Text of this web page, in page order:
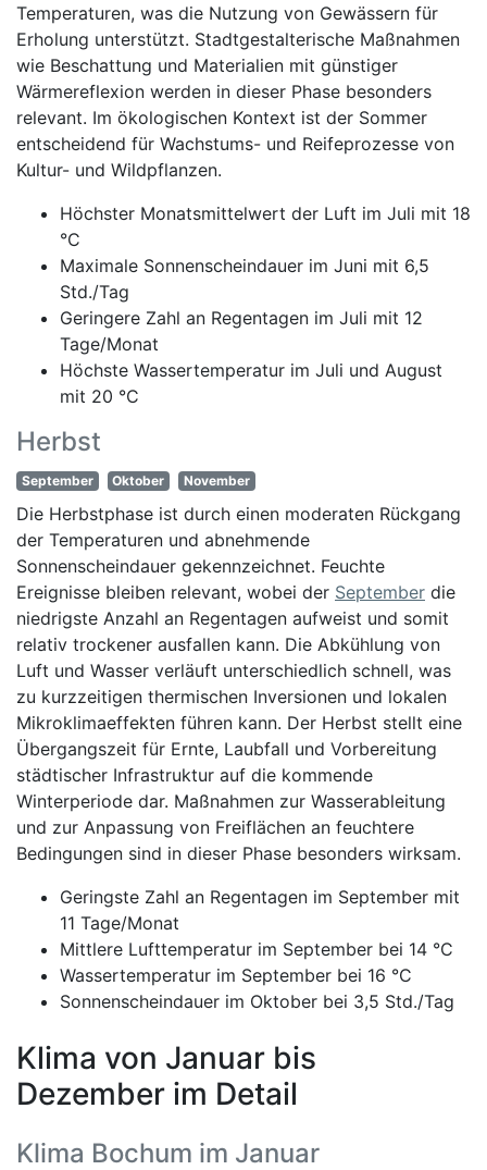
Temperaturen, was die Nutzung von Gewässern für
Erholung unterstützt. Stadtgestalterische Maßnahmen
wie Beschattung und Materialien mit günstiger
Wärmereflexion werden in dieser Phase besonders
relevant. Im ökologischen Kontext ist der Sommer
entscheidend für Wachstums- und Reifeprozesse von
Kultur- und Wildpflanzen.
Höchster Monatsmittelwert der Luft im Juli mit 18
°C
Maximale Sonnenscheindauer im Juni mit 6,5
Std./Tag
Geringere Zahl an Regentagen im Juli mit 12
Tage/Monat
Höchste Wassertemperatur im Juli und August
mit 20 °C
Herbst
September Oktober November
Die Herbstphase ist durch einen moderaten Rückgang
der Temperaturen und abnehmende
Sonnenscheindauer gekennzeichnet. Feuchte
Ereignisse bleiben relevant, wobei der September die
niedrigste Anzahl an Regentagen aufweist und somit
relativ trockener ausfallen kann. Die Abkühlung von
Luft und Wasser verläuft unterschiedlich schnell, was
zu kurzzeitigen thermischen Inversionen und lokalen
Mikroklimaeffekten führen kann. Der Herbst stellt eine
Übergangszeit für Ernte, Laubfall und Vorbereitung
städtischer Infrastruktur auf die kommende
Winterperiode dar. Maßnahmen zur Wasserableitung
und zur Anpassung von Freiflächen an feuchtere
Bedingungen sind in dieser Phase besonders wirksam.
Geringste Zahl an Regentagen im September mit
11 Tage/Monat
Mittlere Lufttemperatur im September bei 14 °C
Wassertemperatur im September bei 16 °C
Sonnenscheindauer im Oktober bei 3,5 Std./Tag
Klima von Januar bis
Dezember im Detail
Klima Bochum im Januar